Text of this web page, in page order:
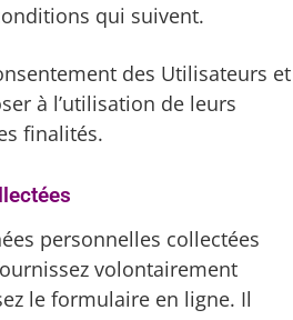
qui suivent.
des Utilisateurs et
à l’utilisation de leurs
finalités.
personnelles collectées
volontairement
le formulaire en ligne. Il